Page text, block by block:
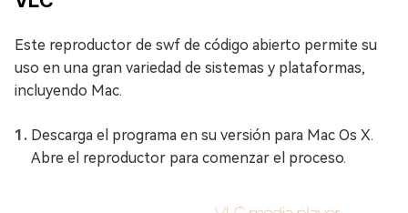
Este reproductor de swf de código abierto permite su
uso en una gran variedad de sistemas y plataformas,
incluyendo Mac.
Descarga el programa en su versión para Mac Os X.
Abre el reproductor para comenzar el proceso.